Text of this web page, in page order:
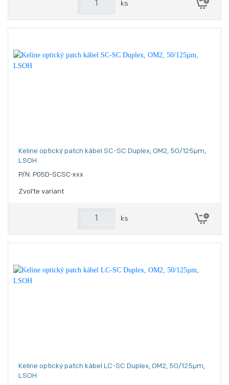
ks
Keline optický patch kábel SC-SC Duplex, OM2, 50/125µm,
LSOH
P/N: P05D-SCSC-xxx
Zvoľte variant
ks
Keline optický patch kábel LC-SC Duplex, OM2, 50/125µm,
LSOH